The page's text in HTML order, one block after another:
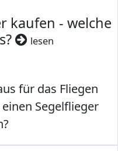
kaufen - welche
lesen
für das Fliegen
Segelflieger